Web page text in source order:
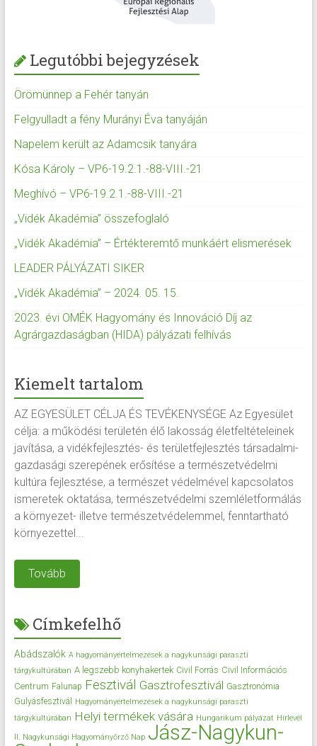
Legutóbbi bejegyzések
Örömünnep a Fehér tanyán
Felgyulladt a fény Murányi Éva tanyáján
Napelem került az Adamcsik tanyára
Kósa Károly – VP6-19.2.1.-88-VIII.-21
Meghívó – VP6-19.2.1.-88-VIII.-21
„Vidék Akadémia” összefoglaló
„Vidék Akadémia” – Értékteremtő munkáért elismerések
LEADER PÁLYÁZATI SIKER
„Vidék Akadémia” – 2024. 05. 15.
2023. évi OMÉK Hagyomány és Innováció Díj az
Agrárgazdaságban (HIDA) pályázati felhívás
Kiemelt tartalom
AZ EGYESÜLET CÉLJA ÉS TEVÉKENYSÉGE Az Egyesület
célja: a működési területén élő lakosság életfeltételeinek
javítása, a vidékfejlesztés- és területfejlesztés társadalmi-
gazdasági szerepének erősítése a természetvédelmi
kultúra fejlesztése, a természet védelmével kapcsolatos
ismeretek oktatása, természetvédelmi szemléletformálás
a környezet- illetve természetvédelemmel, fenntartható
környezettel...
Tovább
Címkefelhő
Abádszalók A hagyományértelmezések a nagykunsági paraszti
tárgykultúrában A legszebb konyhakertek Civil Forrás Civil Információs
Centrum Falunap Fesztivál Gasztrofesztivál Gasztronómia
Gulyásfesztivál
Hagyományértelmezések a nagykunsági paraszti
tárgykultúrában Helyi termékek vására Hungarikum pályázat Hírlevél
II. Nagykunsági Hagyományőrző Nap Jász-Nagykun-